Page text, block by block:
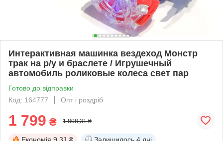
Интерактивная машинка вездеход Монстр
трак на р/у и браслете / Игрушечный
автомобиль роликовые колеса свет пар
Готово до відправки
Код: 164777
Опт і роздріб
1 799 ₴ 1 808,31 ₴
Економія 9.31 ₴ Залишилось 4 дні